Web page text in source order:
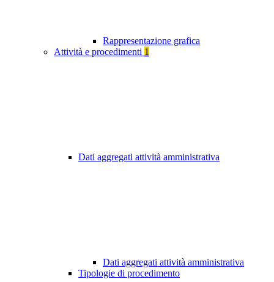
Rappresentazione grafica
Attività e procedimenti 1
Dati aggregati attività amministrativa
Dati aggregati attività amministrativa
Tipologie di procedimento